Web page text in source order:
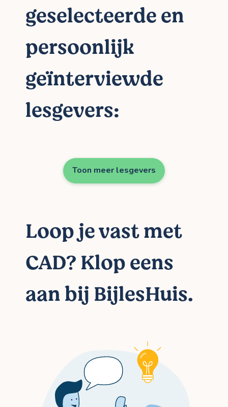
geselecteerde en
persoonlijk
geïnterviewde
lesgevers:
Toon meer lesgevers
Loop je vast met
CAD? Klop eens
aan bij BijlesHuis.